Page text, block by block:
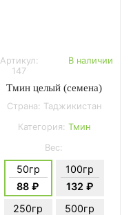
Артикул:
147
В наличии
Тмин целый (семена)
Страна: Таджикистан
Категория: Тмин
Вес:
50гр
88 ₽
100гр
132 ₽
250гр
500гр